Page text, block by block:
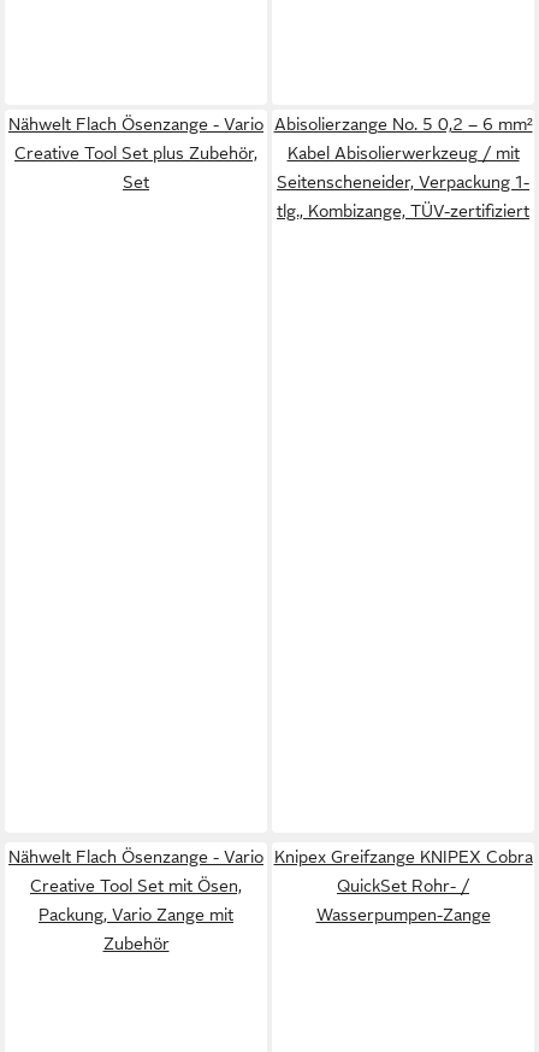
Nähwelt Flach Ösenzange - Vario
Creative Tool Set plus Zubehör,
Set
Abisolierzange No. 5 0,2 – 6 mm²
Kabel Abisolierwerkzeug / mit
Seitenscheneider, Verpackung 1-
tlg., Kombizange, TÜV-zertifiziert
Nähwelt Flach Ösenzange - Vario
Creative Tool Set mit Ösen,
Packung, Vario Zange mit
Zubehör
Knipex Greifzange KNIPEX Cobra
QuickSet Rohr- /
Wasserpumpen-Zange